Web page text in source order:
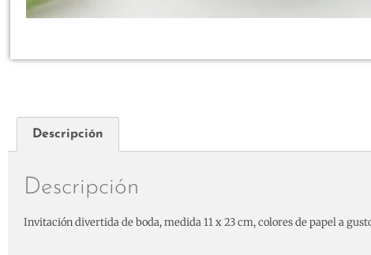
Descripción
Descripción
Invitación divertida de boda, medida 11 x 23 cm, colores de papel a